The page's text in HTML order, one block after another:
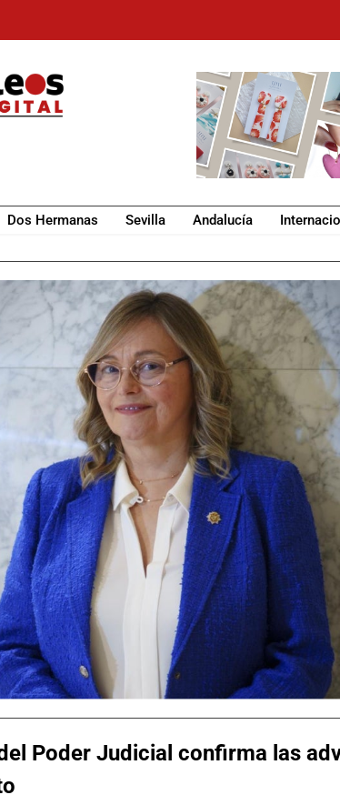
Dos Hermanas Sevilla Andalucía
Poder Judicial confirma las